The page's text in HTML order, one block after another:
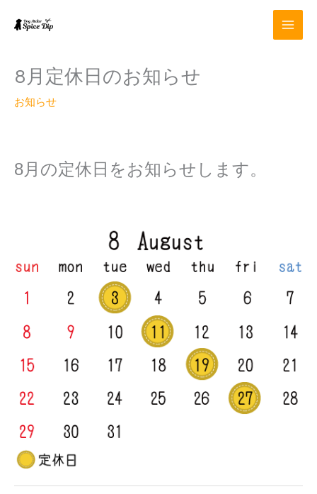
8月定休日のお知らせ
お知らせ
8月の定休日をお知らせします。